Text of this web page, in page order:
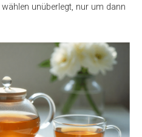
unüberlegt, nur um dann